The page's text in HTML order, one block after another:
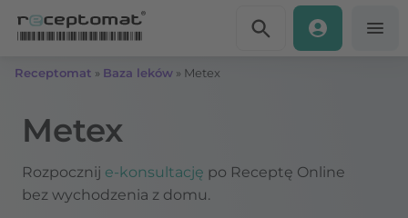
Receptomat » Baza leków » Metex
Metex
Rozpocznij e-konsultację po Receptę Online
bez wychodzenia z domu.